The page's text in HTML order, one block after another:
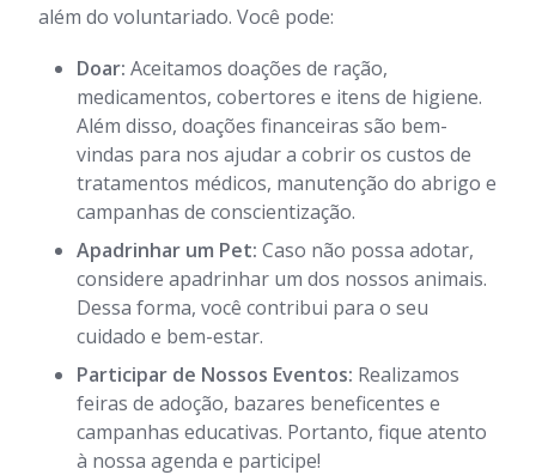
além do voluntariado. Você pode:
Doar: Aceitamos doações de ração,
medicamentos, cobertores e itens de higiene.
Além disso, doações financeiras são bem-
vindas para nos ajudar a cobrir os custos de
tratamentos médicos, manutenção do abrigo e
campanhas de conscientização.
Apadrinhar um Pet: Caso não possa adotar,
considere apadrinhar um dos nossos animais.
Dessa forma, você contribui para o seu
cuidado e bem-estar.
Participar de Nossos Eventos: Realizamos
feiras de adoção, bazares beneficentes e
campanhas educativas. Portanto, fique atento
à nossa agenda e participe!